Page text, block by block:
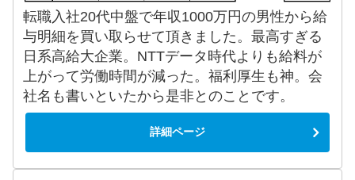
転職入社20代中盤で年収1000万円の男性から給
与明細を買い取らせて頂きました。最高すぎる
日系高給大企業。NTTデータ時代よりも給料が
上がって労働時間が減った。福利厚生も神。会
社名も書いといたから是非とのことです。
詳細ページ